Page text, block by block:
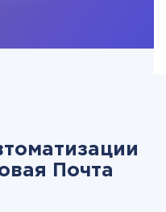
Почта